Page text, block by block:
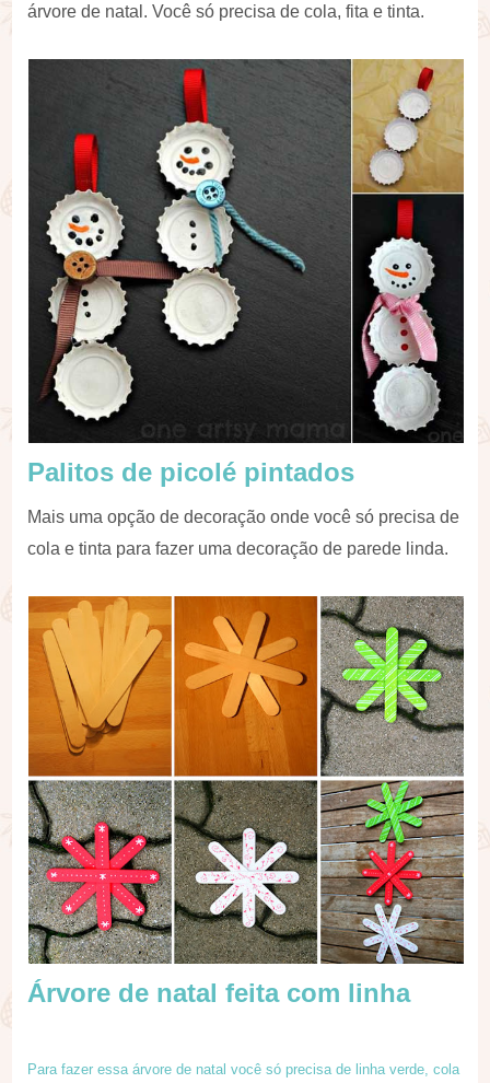
árvore de natal. Você só precisa de cola, fita e tinta.
Palitos de picolé pintados
Mais uma opção de decoração onde você só precisa de
cola e tinta para fazer uma decoração de parede linda.
Árvore de natal feita com linha
Para fazer essa árvore de natal você só precisa de linha verde, cola